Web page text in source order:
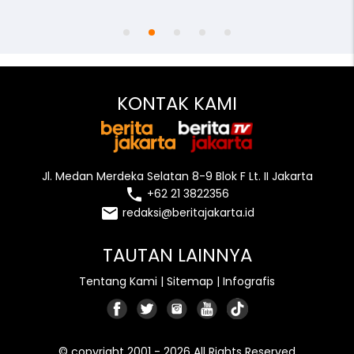
KONTAK KAMI
Jl. Medan Merdeka Selatan 8-9 Blok F Lt. II Jakarta
local_phone +62 21 3822356
email redaksi@beritajakarta.id
TAUTAN LAINNYA
Tentang Kami | Sitemap | Infografis